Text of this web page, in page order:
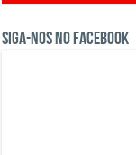
Siga-nos no Facebook